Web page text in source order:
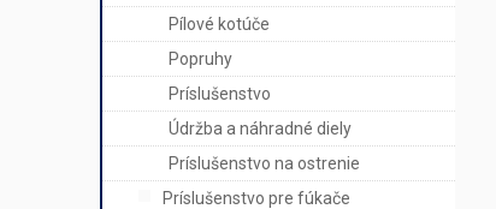
Pílové kotúče
Popruhy
Príslušenstvo
Údržba a náhradné diely
Príslušenstvo na ostrenie
Príslušenstvo pre fúkače